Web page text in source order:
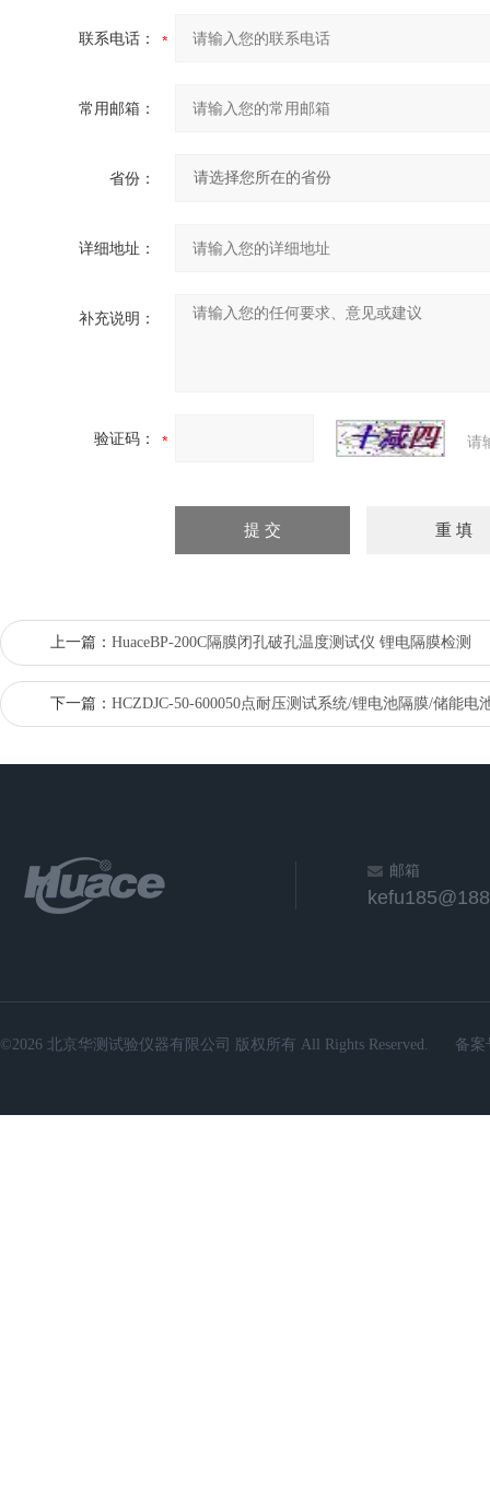
联系电话：
常用邮箱：
省份：
详细地址：
补充说明：
验证码： 请
上一篇： HuaceBP-200C隔膜闭孔破孔温度测试仪 锂电隔膜检测
下一篇： HCZDJC-50-600050点耐压测试系统/锂电池隔膜/储能电
邮箱
©2026 北京华测试验仪器有限公司 版权所有 All Rights Reserved. 备案